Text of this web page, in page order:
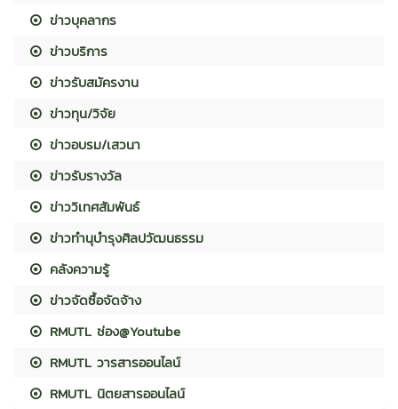
ข่าวบุคลากร
ข่าวบริการ
ข่าวรับสมัครงาน
ข่าวทุน/วิจัย
ข่าวอบรม/เสวนา
ข่าวรับรางวัล
ข่าววิเทศสัมพันธ์
ข่าวทำนุบำรุงศิลปวัฒนธรรม
คลังความรู้
ข่าวจัดซื้อจัดจ้าง
RMUTL ช่อง@Youtube
RMUTL วารสารออนไลน์
RMUTL นิตยสารออนไลน์